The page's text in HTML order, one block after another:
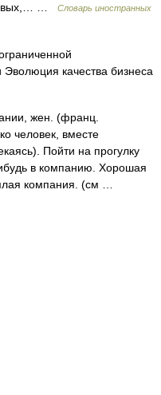
…
Словарь иностранных
Эволюция качества бизнеса
жен. (франц.
человек, вместе
Пойти на прогулку
в компанию. Хорошая
компания. (см …